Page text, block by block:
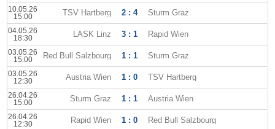
10.05.26
15:00
TSV Hartberg 2 : 4 Sturm Graz
04.05.26
18:30
LASK Linz 3 : 1 Rapid Wien
03.05.26
15:00
Red Bull Salzbourg 1 : 1 Sturm Graz
03.05.26
12:30
Austria Wien 1 : 0 TSV Hartberg
26.04.26
15:00
Sturm Graz 1 : 1 Austria Wien
26.04.26
12:30
Rapid Wien 1 : 0 Red Bull Salzbourg